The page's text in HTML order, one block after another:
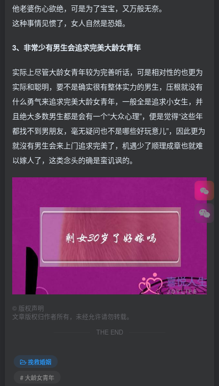
他老婆伤心欲绝，可是为了宝宝，又万般无奈。
这种事情见惯了，女人自然是恐婚。
3、非常少有男生会追求完美大龄女青年
实际上尽管大龄女青年较为完善听话，可是相对性的也更为
实际和聪明，要不是确实很有整体实力的男生，压根就没有
什么勇气来追求完美大龄女青年，一般全是追求小女生，并
且绝大多数男生都是会有一个“大众心理”，便是觉得“这些年
都找不到男朋友，毫无疑问也不是哪些好玩意儿”，因此更为
就沒有男生会来上门追求完美了，机遇少了顺理成章也就难
以嫁人了，这类念头的确是蛮讥讽的。
© 版权声明
文章版权归作者所有，未经允许请勿转载。
THE END
挽救婚姻
# 大龄女青年